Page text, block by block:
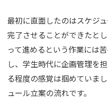
最初に直面したのはスケジ
完了させることができたと
って進めるという作業には
し、学生時代に企画管理を
る程度の感覚は掴めていま
ュール立案の流れです。